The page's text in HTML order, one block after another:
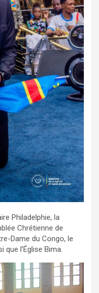
Philadelphie, la
Chrétienne de
Dame du Congo, le
l’Église Bima.